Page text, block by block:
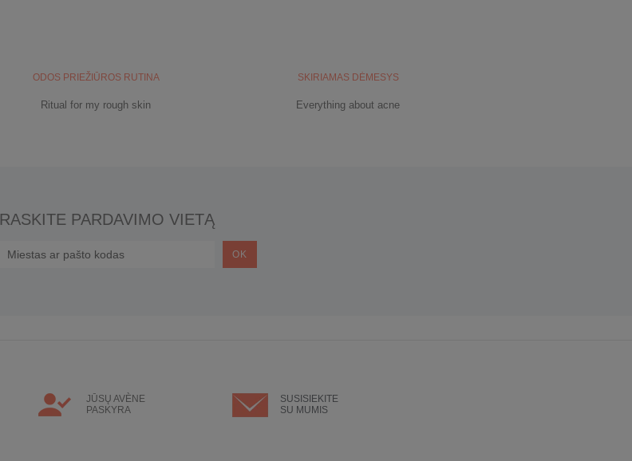
ODOS PRIEŽIŪROS RUTINA
Ritual for my rough skin
SKIRIAMAS DĖMESYS
Everything about acne
RASKITE PARDAVIMO VIETĄ
JŪSŲ AVÈNE
PASKYRA
SUSISIEKITE
SU MUMIS